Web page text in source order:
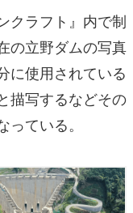
クラフト』内で制
の立野ダムの写真
に使用されている
描写するなどその
ている。